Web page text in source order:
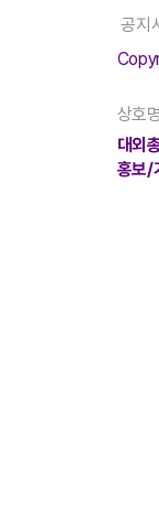
공지
상호
대외
홍보